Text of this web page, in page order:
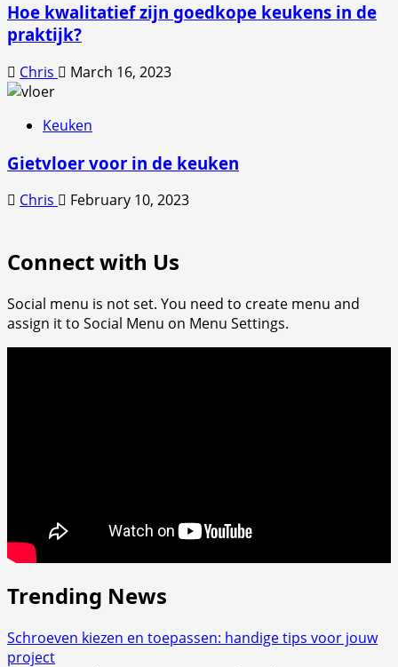
Hoe kwalitatief zijn goedkope keukens in de
praktijk?
Chris March 16, 2023
Keuken
Gietvloer voor in de keuken
Chris February 10, 2023
Connect with Us
Social menu is not set. You need to create menu and
assign it to Social Menu on Menu Settings.
Trending News
Schroeven kiezen en toepassen: handige tips voor jouw
project